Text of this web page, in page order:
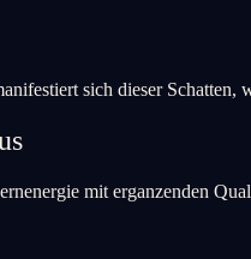
sich dieser
mit erganzenden